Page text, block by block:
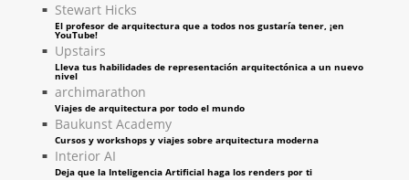
Stewart Hicks
El profesor de arquitectura que a todos nos gustaría tener, ¡en
YouTube!
Upstairs
Lleva tus habilidades de representación arquitectónica a un nuevo
nivel
archimarathon
Viajes de arquitectura por todo el mundo
Baukunst Academy
Cursos y workshops y viajes sobre arquitectura moderna
Interior AI
Deja que la Inteligencia Artificial haga los renders por ti